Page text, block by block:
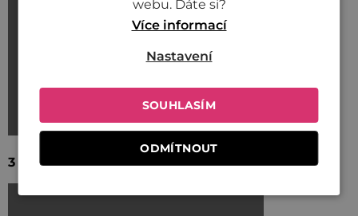
3 verze těch nejlepších Hot-Dogů
webu. Dáte si?
Více informací
SOUHLASÍM
ODMÍTNOUT
Nastavení